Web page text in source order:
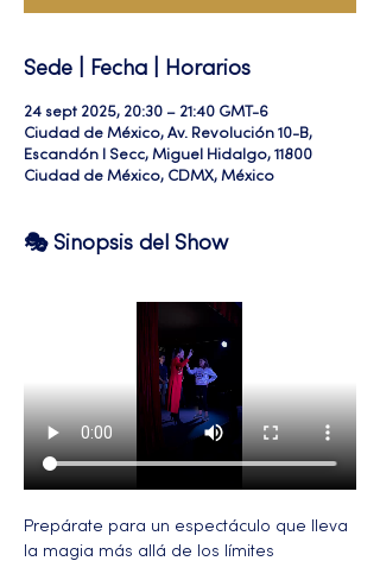
Sede | Fecha | Horarios
24 sept 2025, 20:30 – 21:40 GMT-6
Ciudad de México, Av. Revolución 10-B,
Escandón I Secc, Miguel Hidalgo, 11800
Ciudad de México, CDMX, México
🎭 Sinopsis del Show
Prepárate para un espectáculo que lleva
la magia más allá de los límites